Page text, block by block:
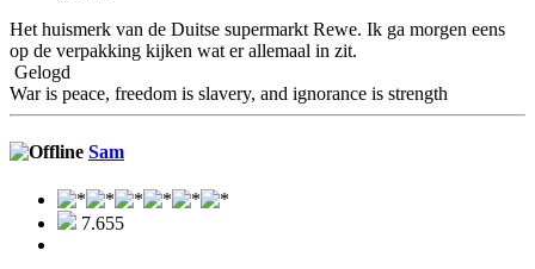
Het huismerk van de Duitse supermarkt Rewe. Ik ga morgen eens
op de verpakking kijken wat er allemaal in zit.
Gelogd
War is peace, freedom is slavery, and ignorance is strength
Sam
7.655